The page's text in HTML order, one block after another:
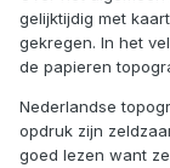
gelijktijdig met
gekregen. In het
de papieren
Nederlandse
opdruk zijn
goed lezen want